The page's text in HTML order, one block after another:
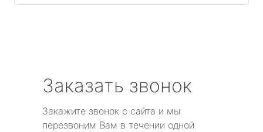
Заказать звонок
Закажите звонок с сайта и мы
перезвоним Вам в течении одной